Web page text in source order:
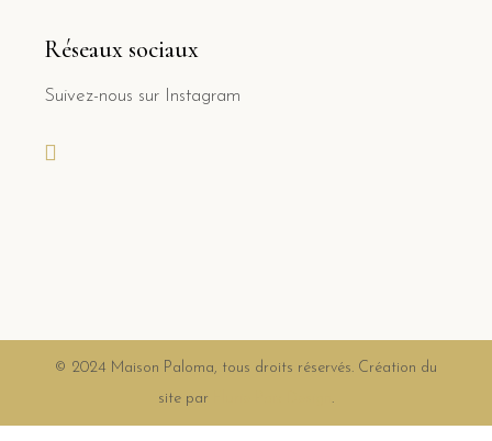
Réseaux sociaux
Suivez-nous sur Instagram
© 2024 Maison Paloma, tous droits réservés. Création du
site par
.